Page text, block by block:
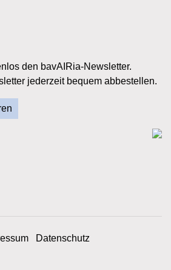
den bavAIRia-Newsletter.
jederzeit bequem abbestellen.
Datenschutz